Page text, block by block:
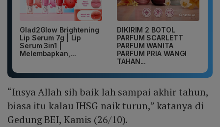
Glad2Glow Brightening
Lip Serum 7g | Lip
Serum 3in1 |
Melembapkan,...
DIKIRIM 2 BOTOL
PARFUM SCARLETT
PARFUM WANITA
PARFUM PRIA WANGI
TAHAN...
“Insya Allah sih baik lah sampai akhir tahun,
biasa itu kalau IHSG naik turun,” katanya di
Gedung BEI, Kamis (26/10).